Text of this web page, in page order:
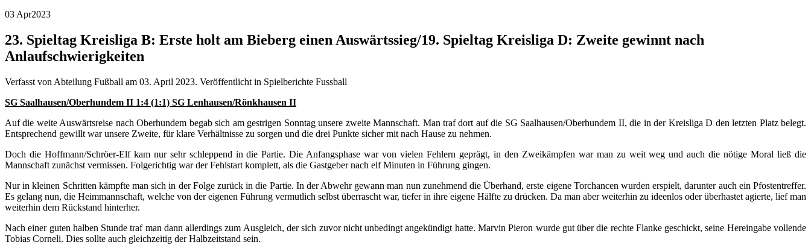
03 Apr2023
23. Spieltag Kreisliga B: Erste holt am Bieberg einen Auswärtssieg/19. Spieltag Kreisliga D: Zweite gewinnt nach
Anlaufschwierigkeiten
Verfasst von Abteilung Fußball am 03. April 2023. Veröffentlicht in Spielberichte Fussball
SG Saalhausen/Oberhundem II 1:4 (1:1) SG Lenhausen/Rönkhausen II
Auf die weite Auswärtsreise nach Oberhundem begab sich am gestrigen Sonntag unsere zweite Mannschaft. Man traf dort auf die SG Saalhausen/Oberhundem II, die in der Kreisliga D den letzten Platz belegt.
Entsprechend gewillt war unsere Zweite, für klare Verhältnisse zu sorgen und die drei Punkte sicher mit nach Hause zu nehmen.
Doch die Hoffmann/Schröer-Elf kam nur sehr schleppend in die Partie. Die Anfangsphase war von vielen Fehlern geprägt, in den Zweikämpfen war man zu weit weg und auch die nötige Moral ließ die
Mannschaft zunächst vermissen. Folgerichtig war der Fehlstart komplett, als die Gastgeber nach elf Minuten in Führung gingen.
Nur in kleinen Schritten kämpfte man sich in der Folge zurück in die Partie. In der Abwehr gewann man nun zunehmend die Überhand, erste eigene Torchancen wurden erspielt, darunter auch ein Pfostentreffer.
Es gelang nun, die Heimmannschaft, welche von der eigenen Führung vermutlich selbst überrascht war, tiefer in ihre eigene Hälfte zu drücken. Da man aber weiterhin zu ideenlos oder überhastet agierte, lief man
weiterhin dem Rückstand hinterher.
Nach einer guten halben Stunde traf man dann allerdings zum Ausgleich, der sich zuvor nicht unbedingt angekündigt hatte. Marvin Pieron wurde gut über die rechte Flanke geschickt, seine Hereingabe vollende
Tobias Corneli. Dies sollte auch gleichzeitig der Halbzeitstand sein.